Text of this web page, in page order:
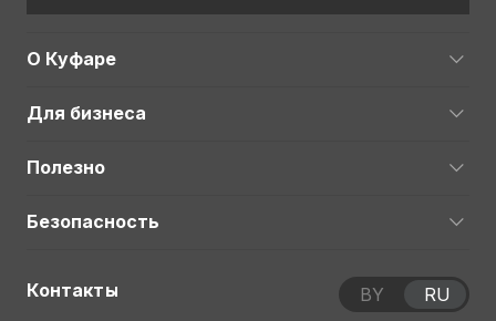
О Куфаре
Для бизнеса
Полезно
Безопасность
Контакты BY RU